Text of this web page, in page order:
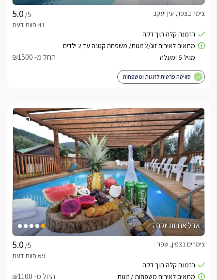
/5
צימר בצפון, עין יעקב
החל מ- ₪1500
סוויטה פרטית לזוגות ומשפחות
אדל אחוזת יוקרה
/5
צימרים בצפון, שפר
החל מ- ₪1100